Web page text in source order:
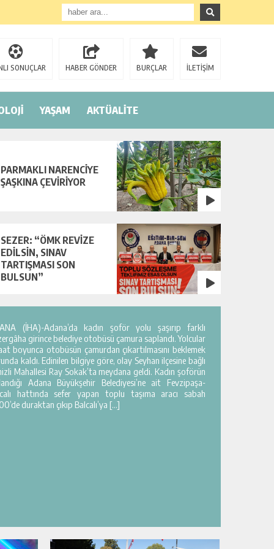
SONUÇLAR HABER GÖNDER BURÇLAR İLETİŞİM
YAŞAM AKTÜALİTE
(İHA)-Adana’da kadın şoför yolu şaşırıp farklı
girince belediye otobüsü çamura saplandı. Yolcular
boyunca otobüsün çamurdan çıkartılmasını beklemek
kaldı. Edinilen bilgiye göre, olay Seyhan ilçesine bağlı
Mahallesi Ray Sokak’ta meydana geldi. Kadın şoförün
Adana Büyükşehir Belediyesi’ne ait Fevzipaşa-
hattında sefer yapan toplu taşıma aracı sabah
duraktan çıkıp Balcalı’ya […]
PARMAKLI NARENCİYE
ŞAŞKINA ÇEVİRİYOR
SEZER: “ÖMK REVİZE
EDİLSİN, SINAV
TARTIŞMASI SON
BULSUN”